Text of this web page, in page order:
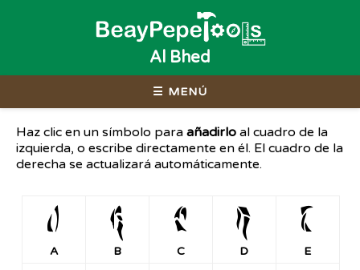
Al Bhed
☰ MENÚ
Haz clic en un símbolo para añadirlo al cuadro de la
izquierda, o escribe directamente en él. El cuadro de la
derecha se actualizará automáticamente.
A
A
B
B
C
C
D
D
E
E